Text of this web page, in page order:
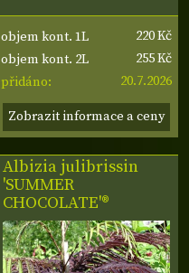
objem kont. 1L
220 Kč
objem kont. 2L
255 Kč
přidáno:
20.7.2026
Zobrazit informace a ceny
Albizia julibrissin
'SUMMER
CHOCOLATE'®